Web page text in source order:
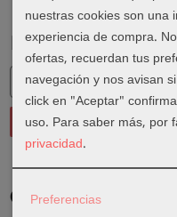
Marcas
Costes de Envío
nuestras cookies son una
experiencia de compra.
ofertas, recuerdan tus
navegación y nos avisan
click en "Aceptar"
uso. Para saber más, por
privacidad.
Preferencias